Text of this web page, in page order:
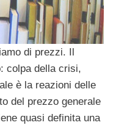
di prezzi. Il
colpa della crisi,
è la reazioni delle
del prezzo generale
quasi definita una